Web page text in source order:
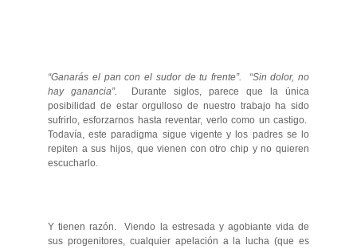
“Ganarás el pan con el sudor de tu frente”. “Sin dolor, no
hay ganancia”.
Durante siglos, parece que la única
posibilidad de estar orgulloso de nuestro trabajo ha sido
sufrirlo, esforzarnos hasta reventar, verlo como un castigo.
Todavía, este paradigma sigue vigente y los padres se lo
repiten a sus hijos, que vienen con otro chip y no quieren
escucharlo.
Y tienen razón. Viendo la estresada y agobiante vida de
sus progenitores, cualquier apelación a la lucha (que es